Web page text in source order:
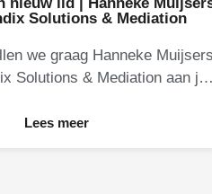
Solutions & Mediation
we graag Hanneke Muijsers
Solutions & Mediation aan je
een
Lees meer